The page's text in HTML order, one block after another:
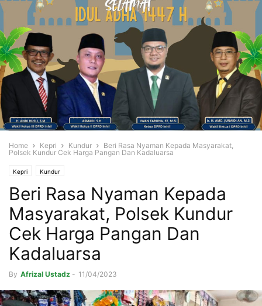
Home Kepri Kundur
Beri Rasa Nyaman Kepada Masyarakat,
Polsek Kundur Cek Harga Pangan Dan Kadaluarsa
Kepri Kundur
Beri Rasa Nyaman Kepada
Masyarakat, Polsek Kundur
Cek Harga Pangan Dan
Kadaluarsa
By Afrizal Ustadz - 11/04/2023